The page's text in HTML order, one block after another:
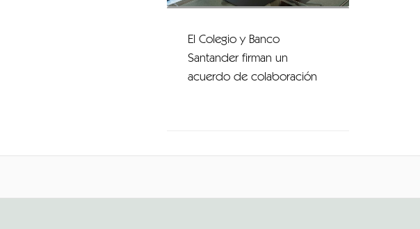
El Colegio y Banco
Santander firman un
acuerdo de colaboración